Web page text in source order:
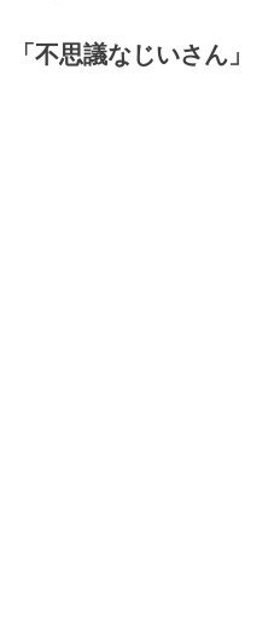
「不思議なじいさん」